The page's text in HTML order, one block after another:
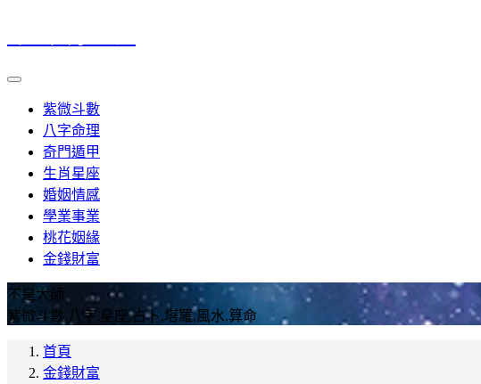
紫微斗數
八字命理
奇門遁甲
生肖星座
婚姻情感
學業事業
桃花姻緣
金錢財富
不是大師
紫微斗數,八字,星座,占卜,塔羅,風水,算命
首頁
金錢財富